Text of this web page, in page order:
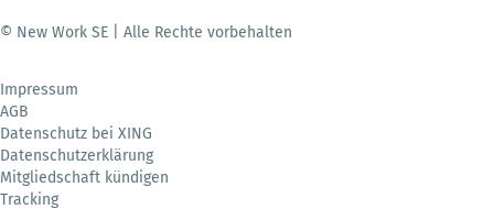
© New Work SE | Alle Rechte vorbehalten
Impressum
AGB
Datenschutz bei XING
Datenschutzerklärung
Mitgliedschaft kündigen
Tracking